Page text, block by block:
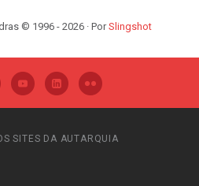
© 1996 - 2026 · PorSlingshot
SITES DA AUTARQUIA